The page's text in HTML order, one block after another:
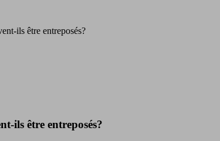
ils être entreposés?
ils être entreposés?